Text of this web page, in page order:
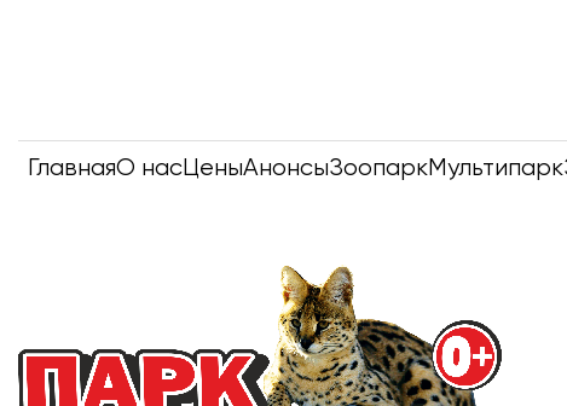
ГлавнаяО насЦеныАнонсыЗоопаркМультипарк